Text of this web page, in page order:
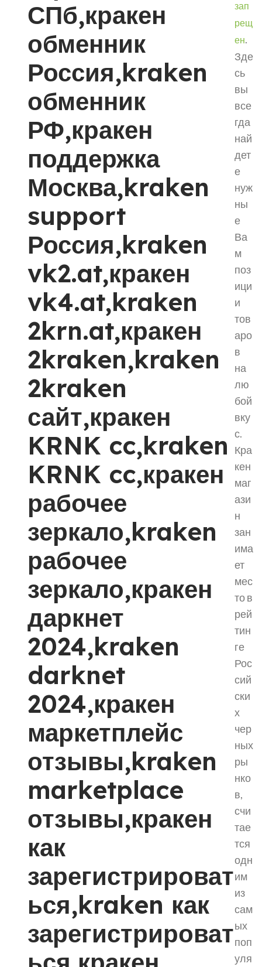
СПб,кракен
обменник
Россия,kraken
обменник
РФ,кракен
поддержка
Москва,kraken
support
Россия,kraken
vk2.at,кракен
vk4.at,kraken
2krn.at,кракен
2kraken,kraken
2kraken
сайт,кракен
KRNK cc,kraken
KRNK cc,кракен
рабочее
зеркало,kraken
рабочее
зеркало,кракен
даркнет
2024,kraken
darknet
2024,кракен
маркетплейс
отзывы,kraken
marketplace
отзывы,кракен
как
зарегистрироват
ься,kraken как
зарегистрироват
зап
рещ
ен.
Зде
сь
вы
все
гда
най
дет
е
нуж
ны
е
Ва
м
поз
ици
и
тов
аро
в
на
лю
бой
вку
с.
Кра
кен
маг
ази
н
зан
има
ет
мес
то в
рей
тин
ге
Рос
сий
ски
х
чер
ных
ры
нко
в,
счи
тае
тся
одн
им
из
сам
ых
поп
уля